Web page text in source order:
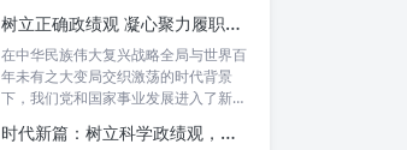
树立正确政绩观 凝心聚力履职尽责：新时代干事创业的根本遵循
在中华民族伟大复兴战略全局与世界百
年未有之大变局交织激荡的时代背景
下，我们党和国家事业发展进入了新的
时代新篇：树立科学政绩观，摒弃虚功重实绩，迈向高质量发展